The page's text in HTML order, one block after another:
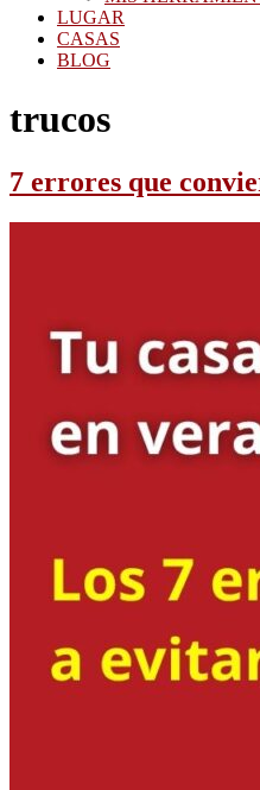
LUGAR
CASAS
BLOG
trucos
7 errores que